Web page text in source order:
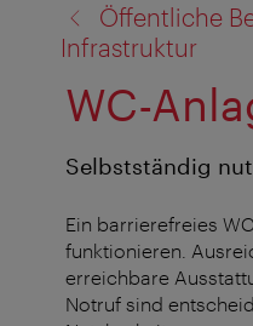
Öffentliche
Infrastruktur
WC-
Selbstständig
Ein barrierefreies
funktionieren.
erreichbare
Notruf sind